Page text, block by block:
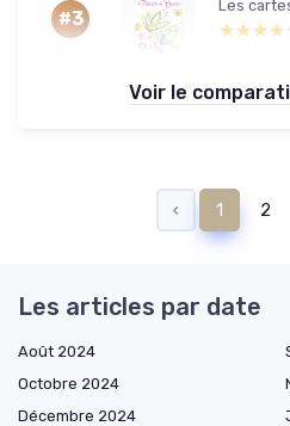
#3 ★★★★★
★★★★★
Voir le
‹ 1 2
Les articles par date
Août 2024
Octobre 2024
Décembre 2024